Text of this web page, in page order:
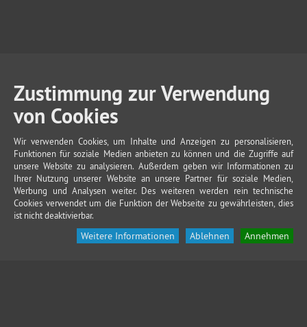
Zustimmung zur Verwendung
von Cookies
Wir verwenden Cookies, um Inhalte und Anzeigen zu personalisieren,
Funktionen für soziale Medien anbieten zu können und die Zugriffe auf
unsere Website zu analysieren. Außerdem geben wir Informationen zu
Ihrer Nutzung unserer Website an unsere Partner für soziale Medien,
Werbung und Analysen weiter. Des weiteren werden rein technische
Cookies verwendet um die Funktion der Webseite zu gewährleisten, dies
ist nicht deaktivierbar.
Annehmen
Ablehnen
Weitere Informationen